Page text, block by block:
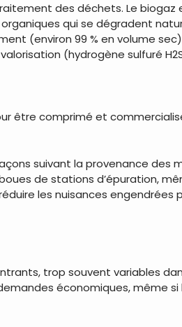
des déchets. Le
qui se dégradent
(environ 99 % en volume
(hydrogène sulfuré
être comprimé et
suivant la provenance des
de stations d’épuration,
les nuisances engendrées
trop souvent variables
économiques, même